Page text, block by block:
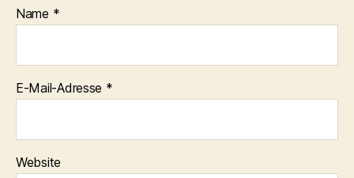
Name *
E-Mail-Adresse *
Website